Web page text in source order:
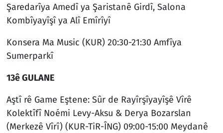
Şaredarîya Amedî ya Şaristanê Girdî, Salona
Kombîyayîşî ya Alî Emîrîyî
Konsera Ma Music (KUR) 20:30-21:30 Amfîya
Sumerparkî
13ê GULANE
Aştî rê Game Eştene: Sûr de Rayîrşîyayîşê Vîrê
Kolektîfî Noémi Levy-Aksu & Derya Bozarslan
(Merkezê Vîrî) (KUR-TiR-ÎNG) 09:00-15:00 Meydanê